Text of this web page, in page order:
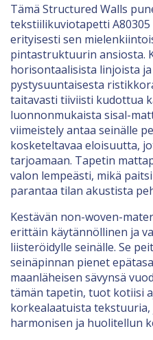
Tämä Structured Walls
tekstiilikuviotapetti
erityisesti sen
pintastruktuurin ansiosta.
horisontaalisista linjoista
pystysuuntaisesta
taitavasti tiiviisti kudottua
luonnonmukaista sisal-
viimeistely antaa seinälle
kosketeltavaa eloisuutta,
tarjoamaan. Tapetin
valon lempeästi, mikä
parantaa tilan akustista
Kestävän non-woven-
erittäin käytännöllinen ja
liisteröidylle seinälle. Se
seinäpinnan pienet
maanläheisen sävynsä
tämän tapetin, tuot kotiisi
korkealaatuista
harmonisen ja huolitellun